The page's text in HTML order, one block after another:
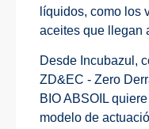
líquidos, como los
aceites que llegan
Desde Incubazul,
ZD&EC - Zero
BIO ABSOIL
modelo de